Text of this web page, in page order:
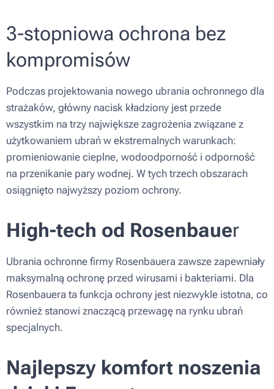
3-stopniowa ochrona bez
kompromisów
Podczas projektowania nowego ubrania ochronnego dla
strażaków, główny nacisk kładziony jest przede
wszystkim na trzy największe zagrożenia związane z
użytkowaniem ubrań w ekstremalnych warunkach:
promieniowanie cieplne, wodoodporność i odporność
na przenikanie pary wodnej. W tych trzech obszarach
osiągnięto najwyższy poziom ochrony.
High-tech od Rosenbauer
Ubrania ochronne firmy Rosenbauera zawsze zapewniały
maksymalną ochronę przed wirusami i bakteriami. Dla
Rosenbauera ta funkcja ochrony jest niezwykle istotna, co
również stanowi znaczącą przewagę na rynku ubrań
specjalnych.
Najlepszy komfort noszenia